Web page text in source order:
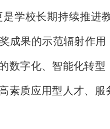
学校长期持续推进
成果的示范辐射作用
数字化、智能化转
素质应用型人才、